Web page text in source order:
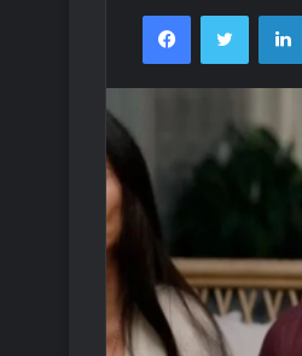
FacebookTwitter